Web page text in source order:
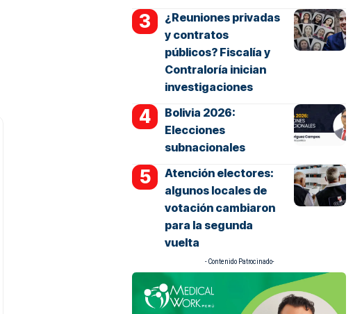
¿Reuniones privadas
y contratos
públicos? Fiscalía y
Contraloría inician
investigaciones
Bolivia 2026:
Elecciones
subnacionales
Atención electores:
algunos locales de
votación cambiaron
para la segunda
vuelta
- Contenido Patrocinado-